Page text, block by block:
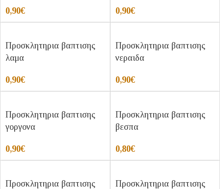
0,90€ 0,90€
Προσκλητηρια βαπτισης
λαμα
0,90€
Προσκλητηρια βαπτισης
νεραιδα
0,90€
Προσκλητηρια βαπτισης
γοργονα
0,90€
Προσκλητηρια βαπτισης
βεσπα
0,80€
Προσκλητηρια βαπτισης
Προσκλητηρια βαπτισης